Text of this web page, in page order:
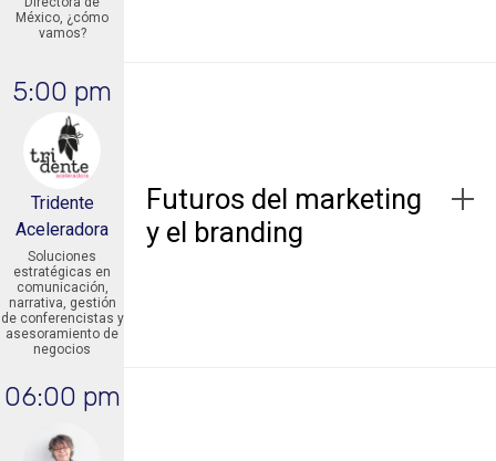
México, ¿cómo
vamos?
5:00 pm
Tridente
Aceleradora
Soluciones
estratégicas en
comunicación,
narrativa, gestión
de conferencistas y
asesoramiento de
negocios
Futuros del marketing
y el branding
06:00 pm